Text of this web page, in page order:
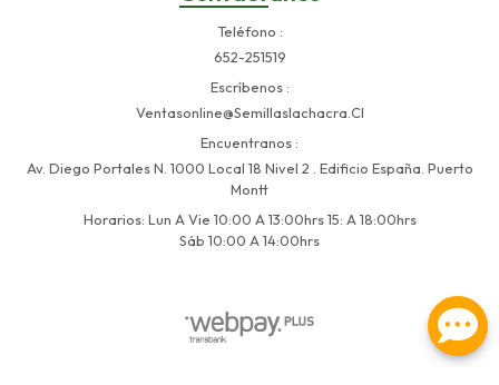
Teléfono
652-251519
Escríbenos
Ventasonline@semillaslachacra.cl
Encuentranos
Av. Diego Portales N. 1000 Local 18 Nivel 2 . Edificio España. Puerto
Montt
Horarios: Lun A Vie 10:00 A 13:00hrs 15: A 18:00hrs
Sáb 10:00 A 14:00hrs